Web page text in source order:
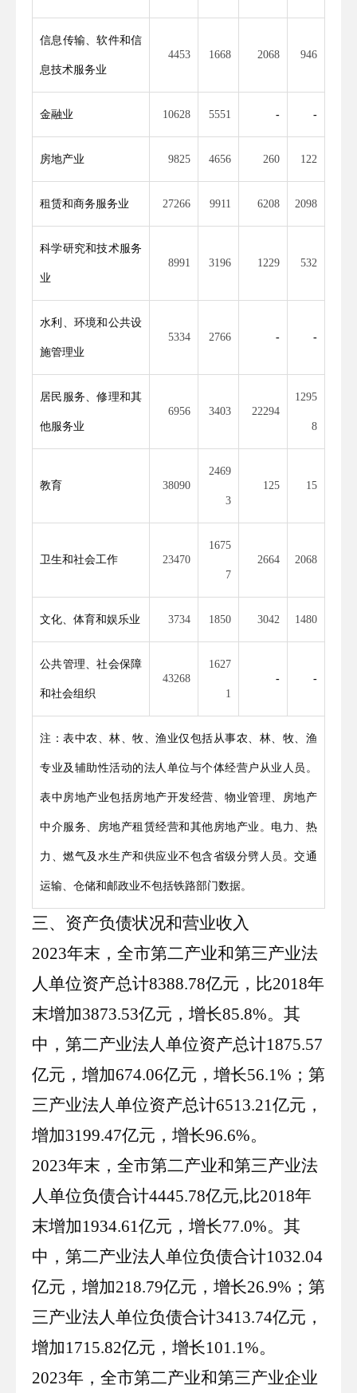
信息传输、软件和信
息技术服务业
4453 1668 2068 946
金融业 10628 5551 - -
房地产业 9825 4656 260 122
租赁和商务服务业 27266 9911 6208 2098
科学研究和技术服务
业
8991 3196 1229 532
水利、环境和公共设
施管理业
5334 2766 - -
居民服务、修理和其
他服务业
6956 3403 22294
1295
8
教育 38090
2469
3
125 15
卫生和社会工作 23470
1675
7
2664 2068
文化、体育和娱乐业 3734 1850 3042 1480
公共管理、社会保障
和社会组织
43268
1627
1
- -
注：表中农、林、牧、渔业仅包括从事农、林、牧、渔
专业及辅助性活动的法人单位与个体经营户从业人员。
表中房地产业包括房地产开发经营、物业管理、房地产
中介服务、房地产租赁经营和其他房地产业。电力、热
力、燃气及水生产和供应业不包含省级分劈人员。交通
运输、仓储和邮政业不包括铁路部门数据。
三、资产负债状况和营业收入
2023年末，全市第二产业和第三产业法
人单位资产总计8388.78亿元，比2018年
末增加3873.53亿元，增长85.8%。其
中，第二产业法人单位资产总计1875.57
亿元，增加674.06亿元，增长56.1%；第
三产业法人单位资产总计6513.21亿元，
增加3199.47亿元，增长96.6%。
2023年末，全市第二产业和第三产业法
人单位负债合计4445.78亿元,比2018年
末增加1934.61亿元，增长77.0%。其
中，第二产业法人单位负债合计1032.04
亿元，增加218.79亿元，增长26.9%；第
三产业法人单位负债合计3413.74亿元，
增加1715.82亿元，增长101.1%。
2023年，全市第二产业和第三产业企业